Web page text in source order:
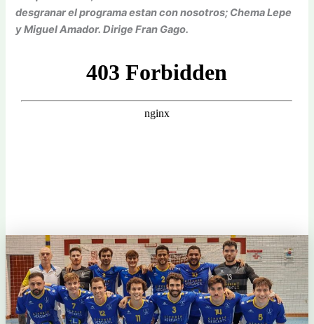
desgranar el programa estan con nosotros; Chema Lepe
y Miguel Amador. Dirige Fran Gago.